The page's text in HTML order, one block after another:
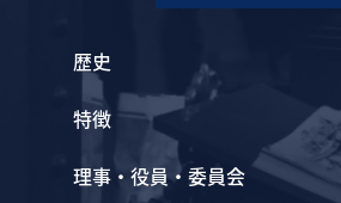
歴史
特徴
理事・役員・委員会